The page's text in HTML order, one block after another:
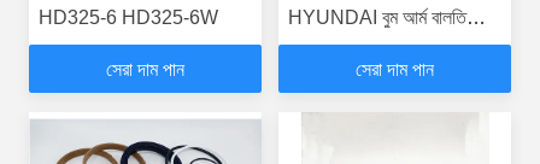
HD325-6 HD325-6W
সেরা দাম পান
HYUNDAI বুম আর্ম বালতি
সিলিন্ডার সীল কিট 31Y133570
সেরা দাম পান